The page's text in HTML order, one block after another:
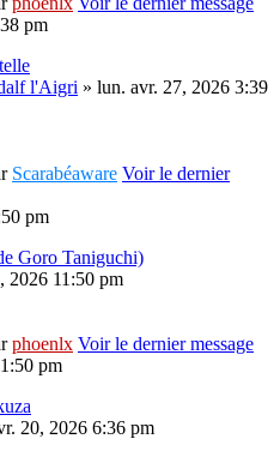
pm
l'Aigri » lun. avr. 27, 2026 3:39
Scarabéaware Voir le dernier
pm
Goro Taniguchi)
2026 11:50 pm
phoenlx Voir le dernier message
pm
20, 2026 6:36 pm